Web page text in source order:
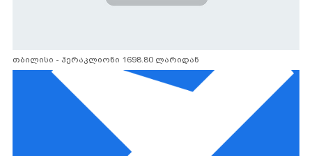
თბილისი - ჰერაკლიონი 1698.80 ლარიდან